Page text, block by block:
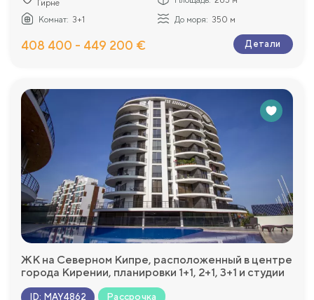
Гирне
Комнат: 3+1 До моря: 350 м
408 400 - 449 200 € Детали
ЖК на Северном Кипре, расположенный в центре
города Кирении, планировки 1+1, 2+1, 3+1 и студии
ID: MAY4862 Рассрочка